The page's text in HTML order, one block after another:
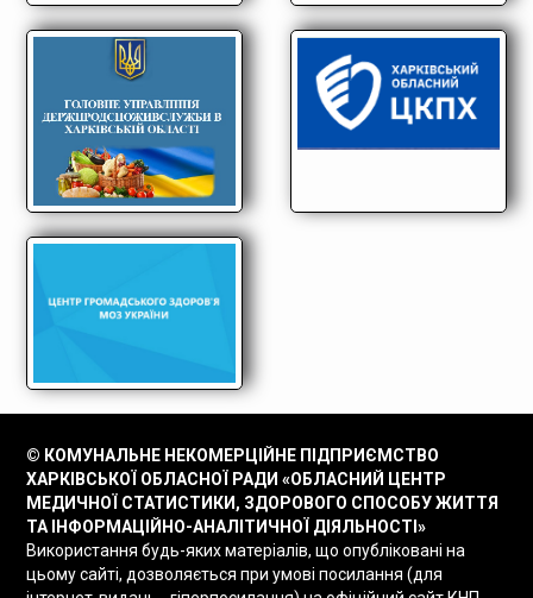
© КОМУНАЛЬНЕ НЕКОМЕРЦІЙНЕ ПІДПРИЄМСТВО
ХАРКІВСЬКОЇ ОБЛАСНОЇ РАДИ «ОБЛАСНИЙ ЦЕНТР
МЕДИЧНОЇ СТАТИСТИКИ, ЗДОРОВОГО СПОСОБУ ЖИТТЯ
ТА ІНФОРМАЦІЙНО-АНАЛІТИЧНОЇ ДІЯЛЬНОСТІ»
Використання будь-яких матеріалів, що опубліковані на
цьому сайті, дозволяється при умові посилання (для